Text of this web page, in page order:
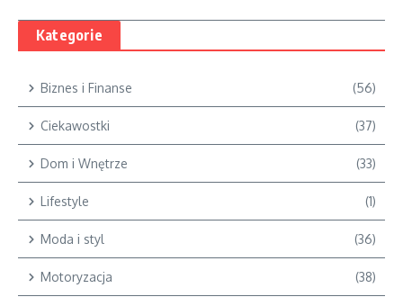
Kategorie
Biznes i Finanse (56)
Ciekawostki (37)
Dom i Wnętrze (33)
Lifestyle (1)
Moda i styl (36)
Motoryzacja (38)